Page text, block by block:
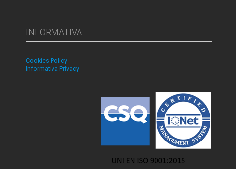
INFORMATIVA
Cookies Policy
Informativa Privacy